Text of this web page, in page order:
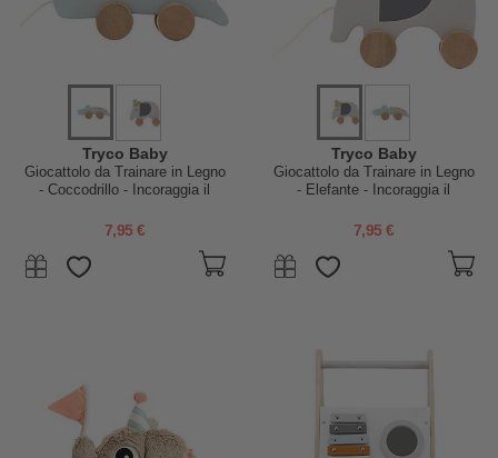
Tryco Baby
Giocattolo da Trainare in Legno
- Coccodrillo - Incoraggia il
7,95 €
Tryco Baby
Giocattolo da Trainare in Legno
- Elefante - Incoraggia il
7,95 €